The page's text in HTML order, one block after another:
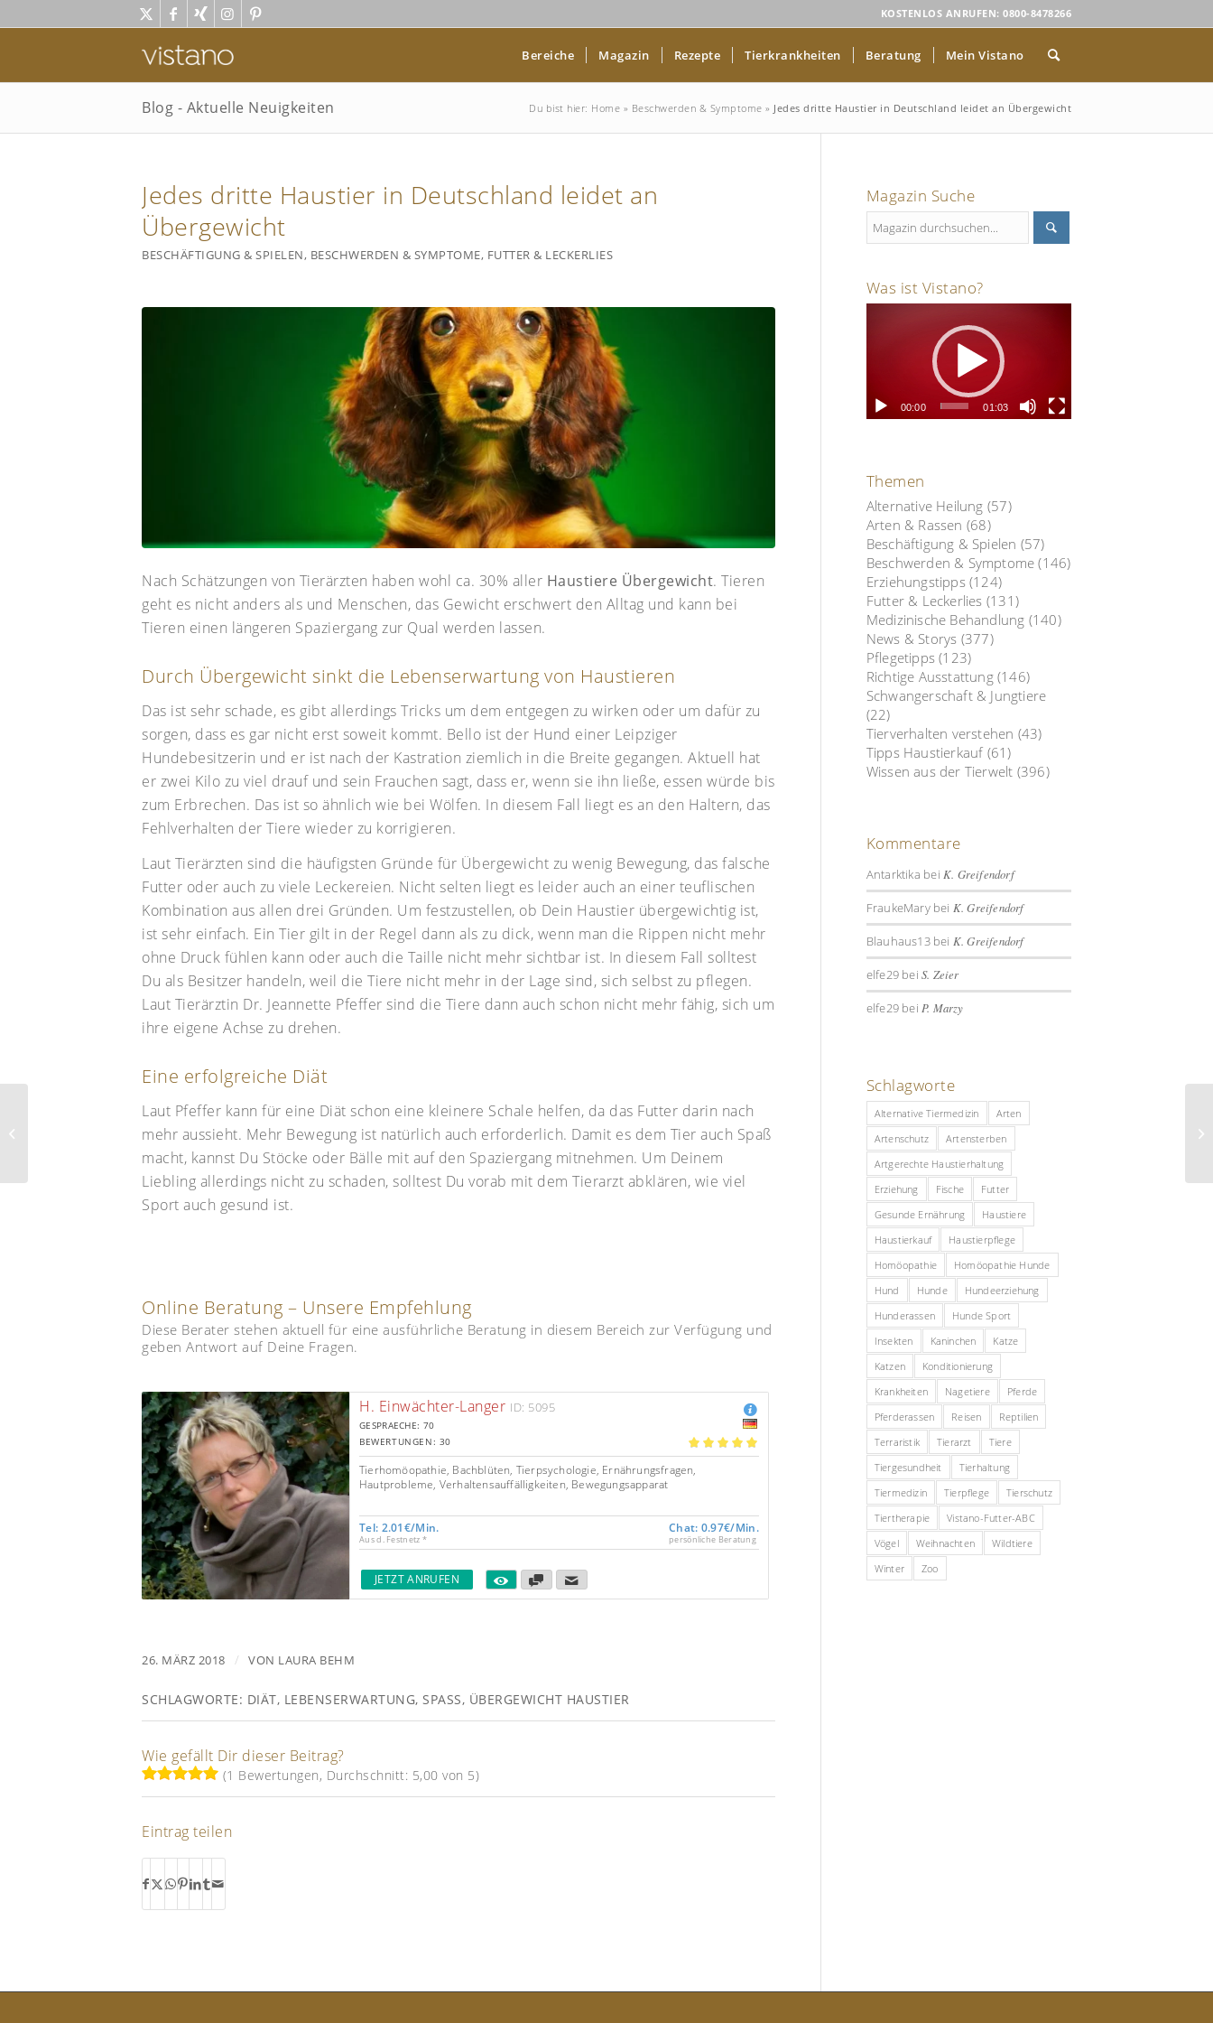
KOSTENLOS ANRUFEN: 0800-8478266
Bereiche Magazin Rezepte Tierkrankheiten Beratung Mein Vistano
Blog - Aktuelle Neuigkeiten Du bist hier: Home » Beschwerden & Symptome » Jedes dritte Haustier in Deutschland leidet an Übergewicht
Jedes dritte Haustier in Deutschland leidet an
Übergewicht
BESCHÄFTIGUNG & SPIELEN, BESCHWERDEN & SYMPTOME, FUTTER & LECKERLIES
Nach Schätzungen von Tierärzten haben wohl ca. 30% aller Haustiere Übergewicht. Tieren
geht es nicht anders als und Menschen, das Gewicht erschwert den Alltag und kann bei
Tieren einen längeren Spaziergang zur Qual werden lassen.
Durch Übergewicht sinkt die Lebenserwartung von Haustieren
Das ist sehr schade, es gibt allerdings Tricks um dem entgegen zu wirken oder um dafür zu
sorgen, dass es gar nicht erst soweit kommt. Bello ist der Hund einer Leipziger
Hundebesitzerin und er ist nach der Kastration ziemlich in die Breite gegangen. Aktuell hat
er zwei Kilo zu viel drauf und sein Frauchen sagt, dass er, wenn sie ihn ließe, essen würde bis
zum Erbrechen. Das ist so ähnlich wie bei Wölfen. In diesem Fall liegt es an den Haltern, das
Fehlverhalten der Tiere wieder zu korrigieren.
Laut Tierärzten sind die häufigsten Gründe für Übergewicht zu wenig Bewegung, das falsche
Futter oder auch zu viele Leckereien. Nicht selten liegt es leider auch an einer teuflischen
Kombination aus allen drei Gründen. Um festzustellen, ob Dein Haustier übergewichtig ist,
ist sehr einfach. Ein Tier gilt in der Regel dann als zu dick, wenn man die Rippen nicht mehr
ohne Druck fühlen kann oder auch die Taille nicht mehr sichtbar ist. In diesem Fall solltest
Du als Besitzer handeln, weil die Tiere nicht mehr in der Lage sind, sich selbst zu pflegen.
Laut Tierärztin Dr. Jeannette Pfeffer sind die Tiere dann auch schon nicht mehr fähig, sich um
ihre eigene Achse zu drehen.
Eine erfolgreiche Diät
Laut Pfeffer kann für eine Diät schon eine kleinere Schale helfen, da das Futter darin nach
mehr aussieht. Mehr Bewegung ist natürlich auch erforderlich. Damit es dem Tier auch Spaß
macht, kannst Du Stöcke oder Bälle mit auf den Spaziergang mitnehmen. Um Deinem
Liebling allerdings nicht zu schaden, solltest Du vorab mit dem Tierarzt abklären, wie viel
Sport auch gesund ist.
Online Beratung – Unsere Empfehlung
Diese Berater stehen aktuell für eine ausführliche Beratung in diesem Bereich zur Verfügung und
geben Antwort auf Deine Fragen.
H. Einwächter-Langer ID: 5095
GESPRAECHE: 70
5.00
BEWERTUNGEN: 30
Tierhomöopathie, Bachblüten, Tierpsychologie, Ernährungsfragen,
Hautprobleme, Verhaltensauffälligkeiten, Bewegungsapparat
Tel: 2.01€/Min.
Aus d. Festnetz *
Chat: 0.97€/Min.
persönliche Beratung
JETZT ANRUFEN
26. MÄRZ 2018 / VON LAURA BEHM
SCHLAGWORTE: DIÄT, LEBENSERWARTUNG, SPASS , ÜBERGEWICHT HAUSTIER
Wie gefällt Dir dieser Beitrag?
(1 Bewertungen, Durchschnitt: 5,00 von 5)
Eintrag teilen
Magazin Suche
Was ist Vistano?
00:00 01:03
Themen
Alternative Heilung (57)
Arten & Rassen (68)
Beschäftigung & Spielen (57)
Beschwerden & Symptome (146)
Erziehungstipps(124)
Futter & Leckerlies (131)
Medizinische Behandlung (140)
News & Storys (377)
Pflegetipps (123)
Richtige Ausstattung(146)
Schwangerschaft & Jungtiere
(22)
Tierverhalten verstehen (43)
Tipps Haustierkauf (61)
Wissen aus der Tierwelt (396)
Kommentare
Antarktika bei K. Greifendorf
FraukeMarybei K. Greifendorf
Blauhaus13bei K. Greifendorf
elfe29 beiS. Zeier
elfe29 beiP. Marzy
Schlagworte
Alternative Tiermedizin
Arten
Artenschutz
Artensterben
Artgerechte Haustierhaltung
Erziehung
Fische
Futter
Gesunde Ernährung
Haustiere
Haustierkauf
Haustierpflege
Homöopathie
Homöopathie Hunde
Hund
Hunde
Hundeerziehung
Hunderassen
Hunde Sport
Insekten
Kaninchen
Katze
Katzen
Konditionierung
Krankheiten
Nagetiere
Pferde
Pferderassen
Reisen
Reptilien
Terraristik
Tierarzt
Tiere
Tiergesundheit
Tierhaltung
Tiermedizin
Tierpflege
Tierschutz
Tiertherapie
Vistano-Futter-ABC
Vögel
Weihnachten
Wildtiere
Winter
Zoo
Tiertransport im Auto